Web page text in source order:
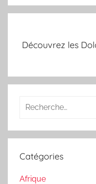
Découvrez les
Recherche
:
Catégories
Afrique